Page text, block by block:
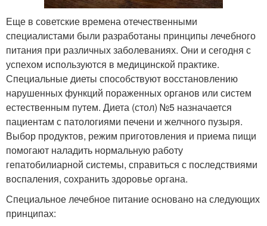
Еще в советские времена отечественными
специалистами были разработаны принципы лечебного
питания при различных заболеваниях. Они и сегодня с
успехом используются в медицинской практике.
Специальные диеты способствуют восстановлению
нарушенных функций пораженных органов или систем
естественным путем. Диета (стол) №5 назначается
пациентам с патологиями печени и желчного пузыря.
Выбор продуктов, режим приготовления и приема пищи
помогают наладить нормальную работу
гепатобилиарной системы, справиться с последствиями
воспаления, сохранить здоровье органа.
Специальное лечебное питание основано на следующих
принципах: